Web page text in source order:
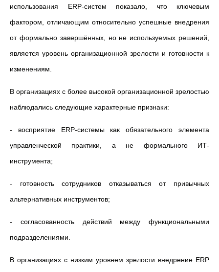
использования ERP-систем показало, что ключевым
фактором, отличающим относительно успешные внедрения
от формально завершённых, но не используемых решений,
является уровень организационной зрелости и готовности к
изменениям.
В организациях с более высокой организационной зрелостью
наблюдались следующие характерные признаки:
- восприятие ERP-системы как обязательного элемента
управленческой практики, а не формального ИТ-
инструмента;
- готовность сотрудников отказываться от привычных
альтернативных инструментов;
- согласованность действий между функциональными
подразделениями.
В организациях с низким уровнем зрелости внедрение ERP